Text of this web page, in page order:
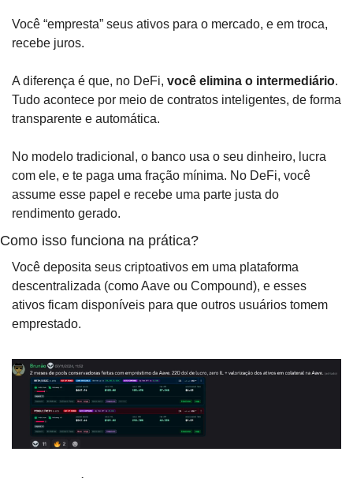
Você “empresta” seus ativos para o mercado, e em troca,
recebe juros.
A diferença é que, no DeFi, você elimina o intermediário.
Tudo acontece por meio de contratos inteligentes, de forma
transparente e automática.
No modelo tradicional, o banco usa o seu dinheiro, lucra
com ele, e te paga uma fração mínima. No DeFi, você
assume esse papel e recebe uma parte justa do
rendimento gerado.
Como isso funciona na prática?
Você deposita seus criptoativos em uma plataforma
descentralizada (como Aave ou Compound), e esses
ativos ficam disponíveis para que outros usuários tomem
emprestado.